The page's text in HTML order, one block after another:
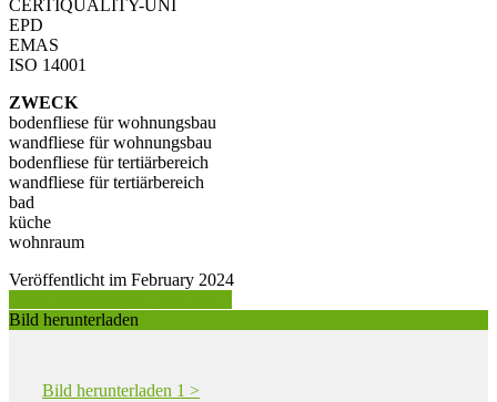
CERTIQUALITY-UNI
EPD
EMAS
ISO 14001
ZWECK
bodenfliese für wohnungsbau
wandfliese für wohnungsbau
bodenfliese für tertiärbereich
wandfliese für tertiärbereich
bad
küche
wohnraum
Veröffentlicht im February 2024
Bild herunterladen
Bild herunterladen 1 >